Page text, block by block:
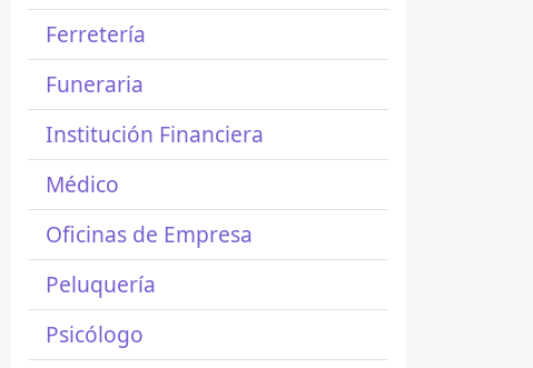
Ferretería
Funeraria
Institución Financiera
Médico
Oficinas de Empresa
Peluquería
Psicólogo